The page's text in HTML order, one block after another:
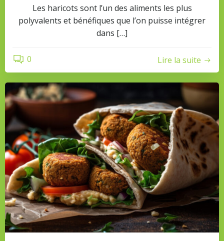
Les haricots sont l’un des aliments les plus
polyvalents et bénéfiques que l’on puisse intégrer
dans […]
0 Lire la suite